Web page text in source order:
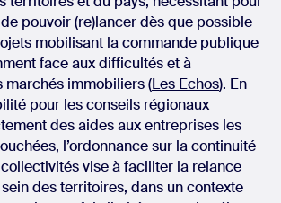
pouvoir (re)lancer dès que possible
mobilisant la commande publique
face aux difficultés et à
marchés immobiliers (Les Echos). En
pour les conseils régionaux
des aides aux entreprises les
l’ordonnance sur la continuité
vise à faciliter la relance
des territoires, dans un contexte